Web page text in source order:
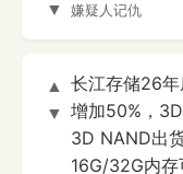
▼
嫌疑人记仇
▲
▼
长江存储26
增加50%，
3D NAND出
16G/32G内